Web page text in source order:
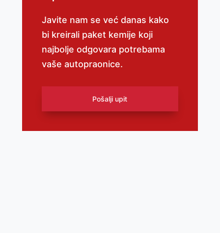
Javite nam se već danas kako
bi kreirali paket kemije koji
najbolje odgovara potrebama
vaše autopraonice.
Pošalji upit